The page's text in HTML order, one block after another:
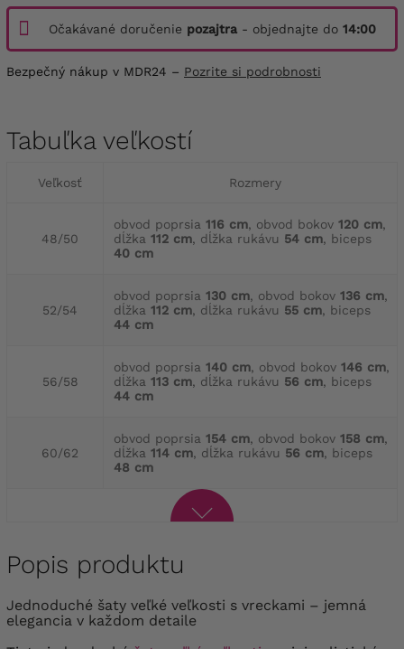
Očakávané doručenie pozajtra - objednajte do 14:00
Bezpečný nákup v MDR24 – Pozrite si podrobnosti
Tabuľka veľkostí
Veľkosť Rozmery
48/50
obvod poprsia 116 cm, obvod bokov 120 cm,
dĺžka 112 cm, dĺžka rukávu 54 cm, biceps
40 cm
52/54
obvod poprsia 130 cm, obvod bokov 136 cm,
dĺžka 112 cm, dĺžka rukávu 55 cm, biceps
44 cm
56/58
obvod poprsia 140 cm, obvod bokov 146 cm,
dĺžka 113 cm, dĺžka rukávu 56 cm, biceps
44 cm
60/62
obvod poprsia 154 cm, obvod bokov 158 cm,
dĺžka 114 cm, dĺžka rukávu 56 cm, biceps
48 cm
Popis produktu
Jednoduché šaty veľké veľkosti s vreckami – jemná
elegancia v každom detaile